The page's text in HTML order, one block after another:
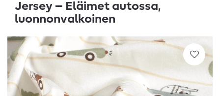
Jersey – Eläimet autossa,
luonnonvalkoinen